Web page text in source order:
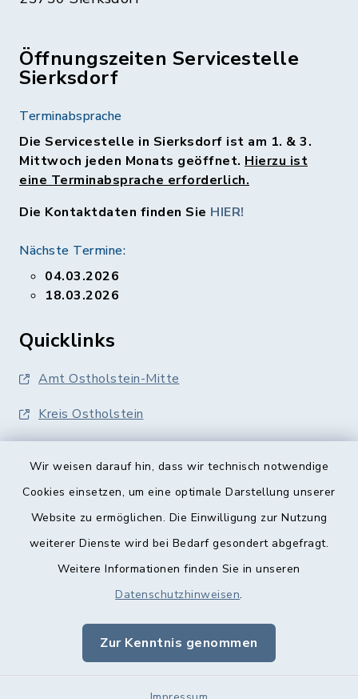
Wir weisen darauf hin, dass wir technisch notwendige
Cookies einsetzen, um eine optimale Darstellung unserer
Website zu ermöglichen. Die Einwilligung zur Nutzung
weiterer Dienste wird bei Bedarf gesondert abgefragt.
Weitere Informationen finden Sie in unseren
Datenschutzhinweisen.
Zur Kenntnis genommen
Öffnungszeiten Servicestelle
Sierksdorf
Terminabsprache
Die Servicestelle in Sierksdorf ist am 1. & 3.
Mittwoch jeden Monats geöffnet. Hierzu ist
eine Terminabsprache erforderlich.
Die Kontaktdaten finden Sie HIER!
Nächste Termine:
04.03.2026
18.03.2026
Quicklinks
Amt Ostholstein-Mitte
Kreis Ostholstein
Barrierefreiheit
Impressum